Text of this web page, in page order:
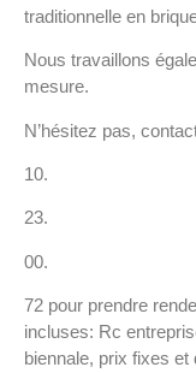
traditionnelle en
Nous travaillons
mesure.
N’hésitez pas,
10.
23.
00.
72 pour prendre
incluses: Rc
biennale, prix fixes